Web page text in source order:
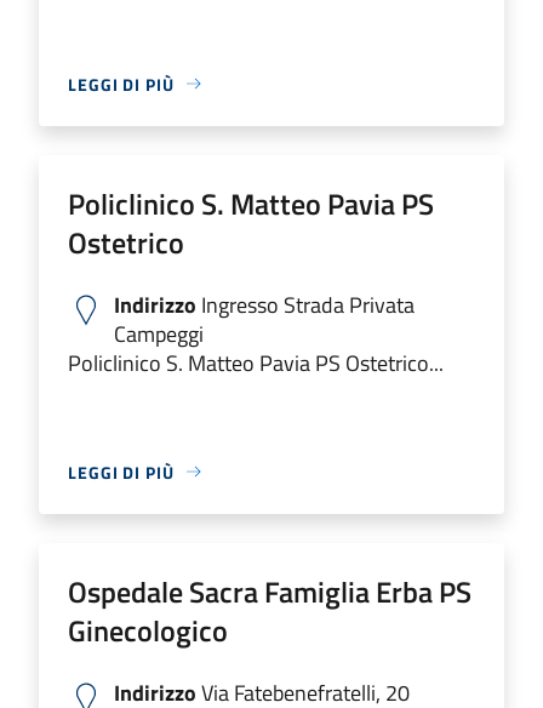
LEGGI DI PIÙ
Policlinico S. Matteo Pavia PS
Ostetrico
Indirizzo Ingresso Strada Privata
Campeggi
Policlinico S. Matteo Pavia PS Ostetrico...
LEGGI DI PIÙ
Ospedale Sacra Famiglia Erba PS
Ginecologico
IndirizzoVia Fatebenefratelli, 20